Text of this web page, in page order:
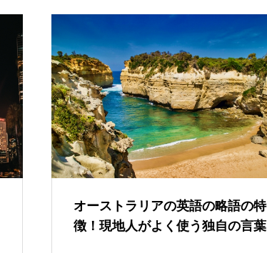
オーストラリアの英語の略語の特
徴！現地人がよく使う独自の言葉